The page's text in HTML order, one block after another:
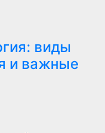
виды
и важные